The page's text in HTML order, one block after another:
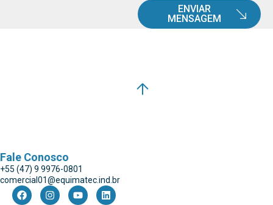
ENVIAR
MENSAGEM
Fale Conosco
+55 (47) 9 9976-0801
comercial01@equimatec.ind.br